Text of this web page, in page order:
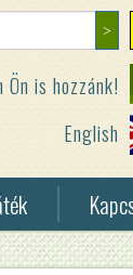
Ön is hozzánk!
English